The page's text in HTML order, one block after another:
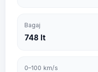
Bagaj
748 lt
0–100 km/s